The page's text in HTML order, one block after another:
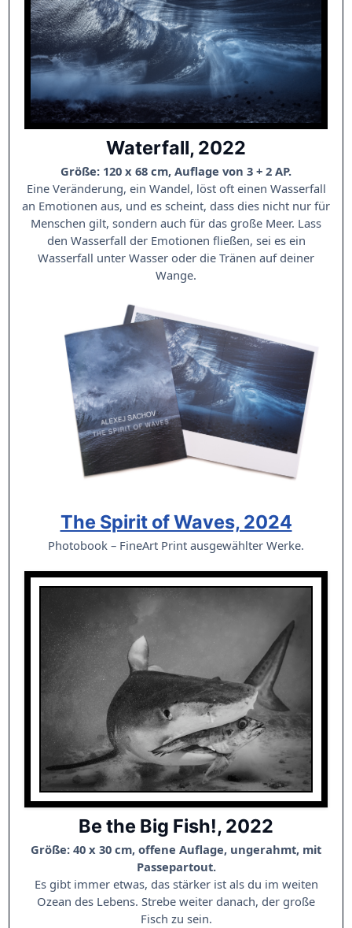
Waterfall, 2022
Größe: 120 x 68 cm, Auflage von 3 + 2 AP.
Eine Veränderung, ein Wandel, löst oft einen Wasserfall
an Emotionen aus, und es scheint, dass dies nicht nur für
Menschen gilt, sondern auch für das große Meer. Lass
den Wasserfall der Emotionen fließen, sei es ein
Wasserfall unter Wasser oder die Tränen auf deiner
Wange.
The Spirit of Waves, 2024
Photobook – FineArt Print ausgewählter Werke.
Be the Big Fish!, 2022
Größe: 40 x 30 cm, offene Auflage, ungerahmt, mit
Passepartout.
Es gibt immer etwas, das stärker ist als du im weiten
Ozean des Lebens. Strebe weiter danach, der große
Fisch zu sein.